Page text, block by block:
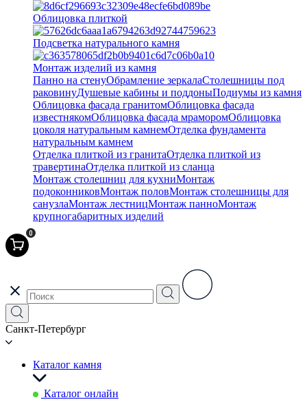
Облицовка плиткой
Подсветка натурального камня
Монтаж изделий из камня
Панно на стенуОбрамление зеркалаСтолешницы под
раковинуДушевые кабины и поддоныПодиумы из камня
Облицовка фасада гранитомОблицовка фасада
известнякомОблицовка фасада мраморомОблицовка
цоколя натуральным камнемОтделка фундамента
натуральным камнем
Отделка плиткой из гранитаОтделка плиткой из
травертинаОтделка плиткой из сланца
Монтаж столешниц для кухниМонтаж
подоконниковМонтаж половМонтаж столешницы для
санузлаМонтаж лестницМонтаж панноМонтаж
крупногабаритных изделий
0
Санкт-Петербург
Каталог камня
Каталог онлайн